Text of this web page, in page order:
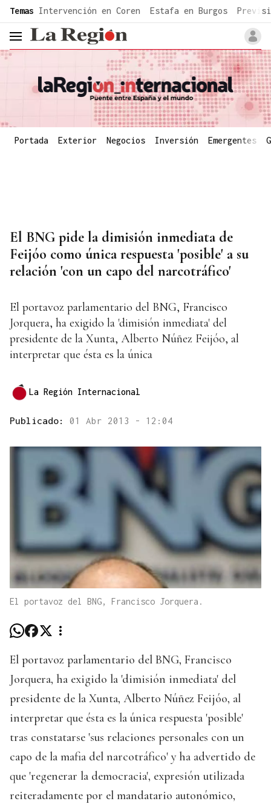
common.go-to-content
Temas Intervención en Coren Estafa en Burgos
header.menu.open
Portada Exterior Negocios Inversión Emergentes
El BNG pide la dimisión inmediata de
Feijóo como única respuesta 'posible' a su
relación 'con un capo del narcotráfico'
El portavoz parlamentario del BNG, Francisco
Jorquera, ha exigido la 'dimisión inmediata' del
presidente de la Xunta, Alberto Núñez Feijóo, al
interpretar que ésta es la única
La Región Internacional
Publicado: 01 Abr 2013 - 12:04
El portavoz del BNG, Francisco Jorquera.
El portavoz parlamentario del BNG, Francisco
Jorquera, ha exigido la 'dimisión inmediata' del
presidente de la Xunta, Alberto Núñez Feijóo, al
interpretar que ésta es la única respuesta 'posible'
tras constatarse 'sus relaciones personales con un
capo de la mafia del narcotráfico' y ha advertido de
que 'regenerar la democracia', expresión utilizada
reiteradamente por el mandatario autonómico,